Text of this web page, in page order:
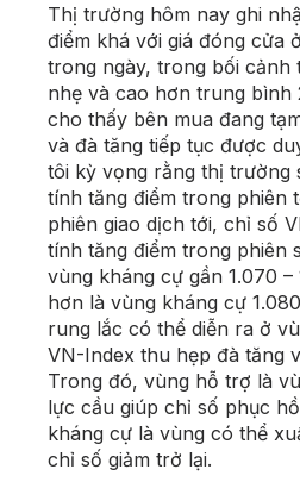
Thị trường hôm nay ghi
điểm khá với giá đóng cửa
trong ngày, trong bối cảnh
nhẹ và cao hơn trung bình
cho thấy bên mua đang
và đà tăng tiếp tục được
tôi kỳ vọng rằng thị trường
tính tăng điểm trong phiên
phiên giao dịch tới, chỉ số
tính tăng điểm trong phiên
vùng kháng cự gần 1.070 –
hơn là vùng kháng cự
rung lắc có thể diễn ra ở
VN-Index thu hẹp đà tăng
Trong đó, vùng hỗ trợ là
lực cầu giúp chỉ số phục
kháng cự là vùng có thể
chỉ số giảm trở lại.